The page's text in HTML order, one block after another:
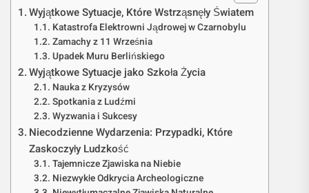
Wyjątkowe Sytuacje, Które Wstrząsnęły Światem
Katastrofa Elektrowni Jądrowej w Czarnobylu
Zamachy z 11 Września
Upadek Muru Berlińskiego
Wyjątkowe Sytuacje jako Szkoła Życia
Nauka z Kryzysów
Spotkania z Ludźmi
Wyzwania i Sukcesy
Niecodzienne Wydarzenia: Przypadki, Które
Zaskoczyły Ludzkość
Tajemnicze Zjawiska na Niebie
Niezwykłe Odkrycia Archeologiczne